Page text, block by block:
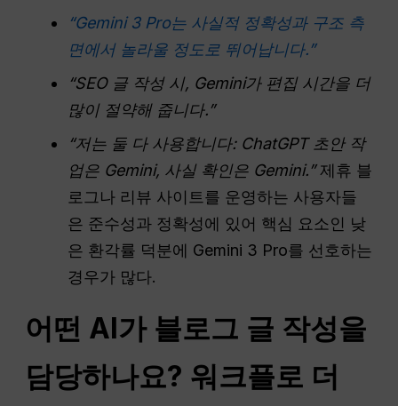
“Gemini 3 Pro는 사실적 정확성과 구조 측
면에서 놀라울 정도로 뛰어납니다.”
“SEO 글 작성 시, Gemini가 편집 시간을 더
많이 절약해 줍니다.”
“저는 둘 다 사용합니다: ChatGPT초안 작
업은 Gemini, 사실 확인은 Gemini.”제휴 블
로그나 리뷰 사이트를 운영하는 사용자들
은 준수성과 정확성에 있어 핵심 요소인 낮
은 환각률 덕분에 Gemini 3 Pro를 선호하는
경우가 많다.
어떤 AI가 블로그 글 작성을
담당하나요? 워크플로 더